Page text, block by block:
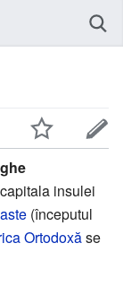
insulei
(începutul
Ortodoxăse